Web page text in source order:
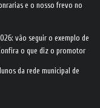
e o nosso frevo no
vão seguir o exemplo de
o que diz o promotor
da rede municipal de